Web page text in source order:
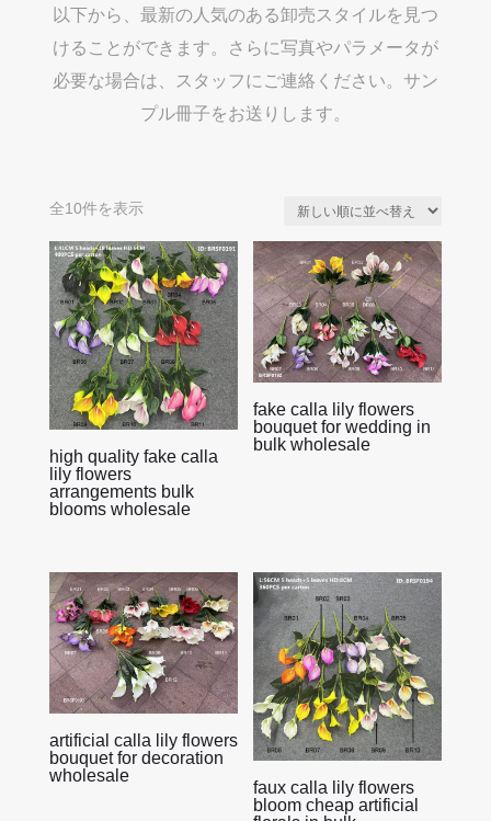
以下から、最新の人気のある卸売スタイルを見つ
けることができます。さらに写真やパラメータが
必要な場合は、スタッフにご連絡ください。サン
プル冊子をお送りします。
全10件を表示新
い
順
high quality fake calla
lily flowers
arrangements bulk
blooms wholesale
fake calla lily flowers
bouquet for wedding in
bulk wholesale
artificial calla lily flowers
bouquet for decoration
wholesale
faux calla lily flowers
bloom cheap artificial